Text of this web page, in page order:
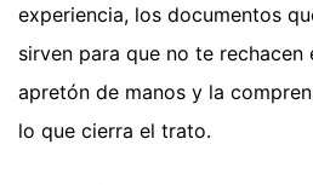
experiencia, los documentos
sirven para que no te rechacen
apretón de manos y la
lo que cierra el trato.